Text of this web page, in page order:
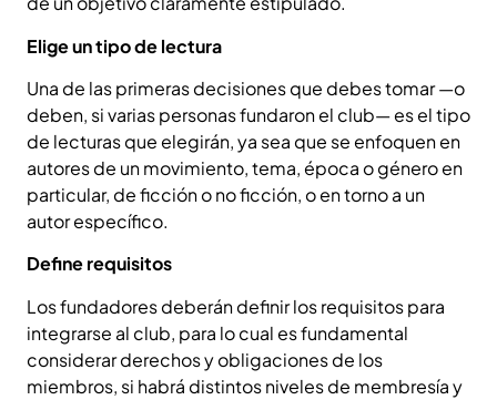
Elige un tipo de lectura
Una de las primeras decisiones que debes tomar —o
deben, si varias personas fundaron el club— es el tipo
de lecturas que elegirán, ya sea que se enfoquen en
autores de un movimiento, tema, época o género en
particular, de ficción o no ficción, o en torno a un
autor específico.
Define requisitos
Los fundadores deberán definir los requisitos para
integrarse al club, para lo cual es fundamental
considerar derechos y obligaciones de los
miembros, si habrá distintos niveles de membresía y